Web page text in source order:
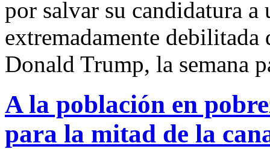
por salvar su candidatura a
extremadamente debilitada
Donald Trump, la semana
A la población en
para la mitad de la